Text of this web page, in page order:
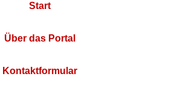
Start
Über das Portal
Kontaktformular